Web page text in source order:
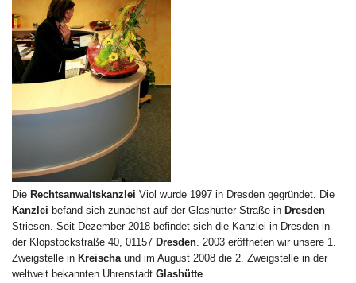
Die Rechtsanwaltskanzlei Viol wurde 1997 in Dresden gegründet. Die
Kanzlei befand sich zunächst auf der Glashütter Straße in Dresden -
Striesen. Seit Dezember 2018 befindet sich die Kanzlei in Dresden in
der Klopstockstraße 40, 01157 Dresden . 2003 eröffneten wir unsere 1.
Zweigstelle in Kreischa und im August 2008 die 2. Zweigstelle in der
weltweit bekannten Uhrenstadt Glashütte